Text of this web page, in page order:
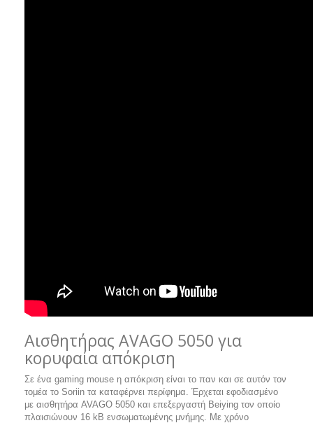
Αισθητήρας AVAGO 5050 για
κορυφαία απόκριση
Σε ένα gaming mouse η απόκριση είναι το παν και σε αυτόν τον
τομέα το Soriin τα καταφέρνει περίφημα. Έρχεται εφοδιασμένο
με αισθητήρα AVAGO 5050 και επεξεργαστή Beiying τον οποίο
πλαισιώνουν 16 kB ενσωματωμένης μνήμης. Με χρόνο